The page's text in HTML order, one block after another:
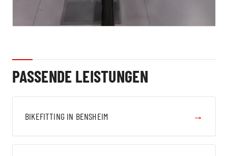
PASSENDE LEISTUNGEN
BIKEFITTING IN BENSHEIM →